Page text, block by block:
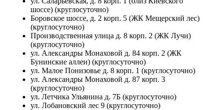
шоссе) (круглосуточно)
Боровское шоссе, д. 2 корп. 5 (ЖК Мещерский лес)
(круглосуточно)
Производственная улица д. 8 корп. 2 (ЖК Лучи)
(круглосуточно)
ул. Александры Монаховой д. 84 корп. 2 (ЖК
Бунинские аллеи) (круглосуточно)
ул. Малое Понизовье д. 8 корп. 1 (круглосуточно)
ул. Александры Монаховой д. 87 корп. 3
(круглосуточно)
ул. Летчика Ульянина д. 7Б (круглосуточно)
ул. Лобановский лес 9 (круглосуточно)